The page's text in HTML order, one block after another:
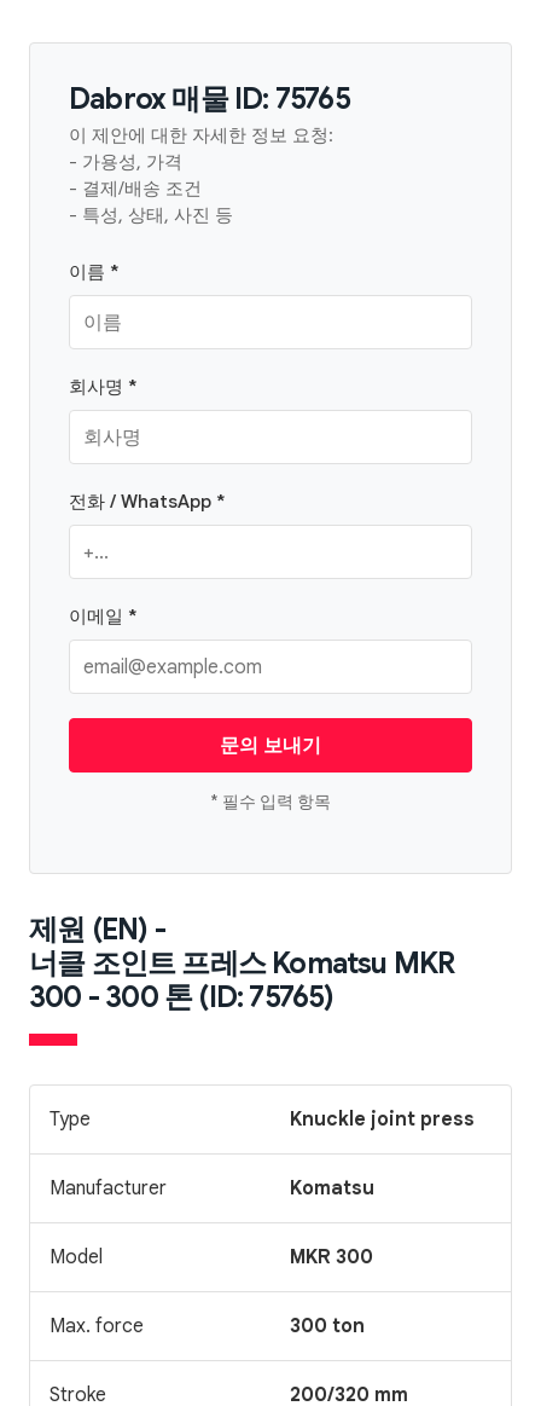
Dabrox 매물 ID: 75765
이 제안에 대한 자세한 정보 요청:
- 가용성, 가격
- 결제/배송 조건
- 특성, 상태, 사진 등
이름 *
회사명 *
전화 / WhatsApp *
이메일 *
문의 보내기
* 필수 입력 항목
제원 (EN) -
너클 조인트 프레스 Komatsu MKR
300 - 300 톤 (ID: 75765)
Type Knuckle joint press
Manufacturer Komatsu
Model MKR 300
Max. force 300 ton
Stroke 200/320 mm